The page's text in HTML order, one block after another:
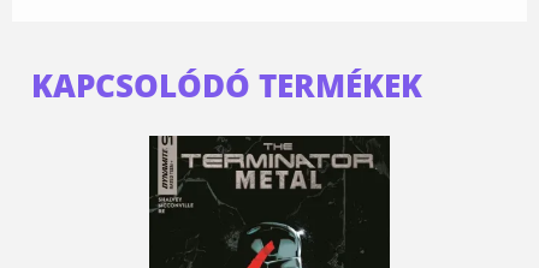
KAPCSOLÓDÓ TERMÉKEK